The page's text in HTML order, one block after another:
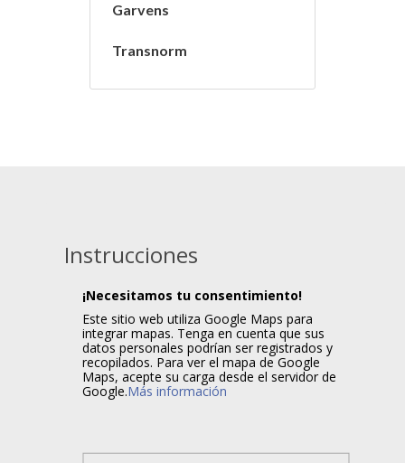
Garvens
Transnorm
Instrucciones
¡Necesitamos tu consentimiento!
Este sitio web utiliza Google Maps para
integrar mapas. Tenga en cuenta que sus
datos personales podrían ser registrados y
recopilados. Para ver el mapa de Google
Maps, acepte su carga desde el servidor de
Google.Más información